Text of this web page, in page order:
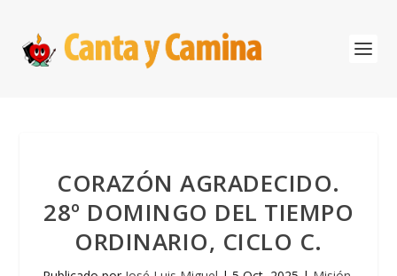
CORAZÓN AGRADECIDO.
28º DOMINGO DEL TIEMPO
ORDINARIO, CICLO C.